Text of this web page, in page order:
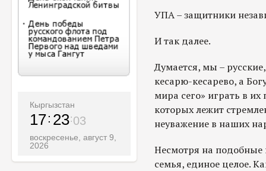
Кыргызстан
17 23 05
воскресенье, август 9,
2026
УПА – защитники
И так далее.
Думается, мы –
кесарю-кесарево, а
мира сего» играть в
которых лежит
неуважение в наших
Несмотря на
семья, единое целое.